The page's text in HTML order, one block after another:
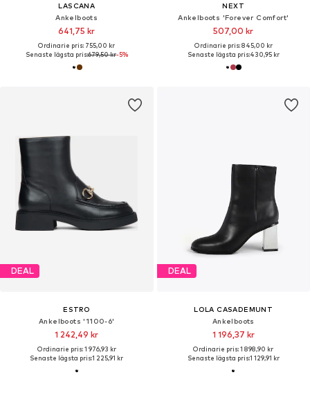
LASCANA
Ankelboots
641,75 kr
Ordinarie pris: 755,00 kr
Senaste lägsta pris:679,50 kr-5%
NEXT
Ankelboots 'Forever Comfort'
507,00 kr
Ordinarie pris: 845,00 kr
Senaste lägsta pris:430,95 kr
DEAL
ESTRO
Ankelboots '1100-6'
1 242,49 kr
Ordinarie pris: 1 976,93 kr
Senaste lägsta pris:1 225,91 kr
DEAL
LOLA CASADEMUNT
Ankelboots
1 196,37 kr
Ordinarie pris: 1 898,90 kr
Senaste lägsta pris:1 129,91 kr